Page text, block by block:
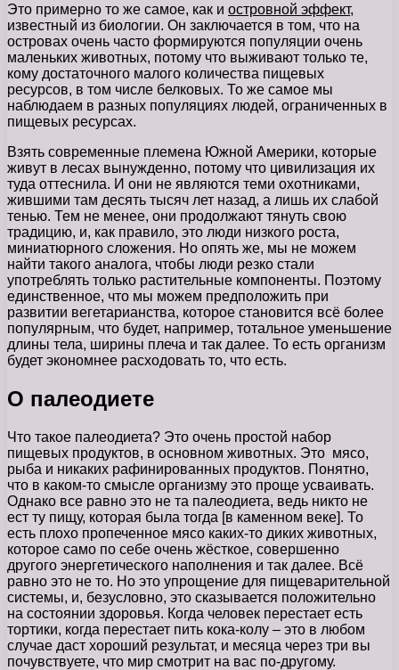
Это примерно то же самое, как и островной эффект,
известный из биологии. Он заключается в том, что на
островах очень часто формируются популяции очень
маленьких животных, потому что выживают только те,
кому достаточного малого количества пищевых
ресурсов, в том числе белковых. То же самое мы
наблюдаем в разных популяциях людей, ограниченных в
пищевых ресурсах.
Взять современные племена Южной Америки, которые
живут в лесах вынужденно, потому что цивилизация их
туда оттеснила. И они не являются теми охотниками,
жившими там десять тысяч лет назад, а лишь их слабой
тенью. Тем не менее, они продолжают тянуть свою
традицию, и, как правило, это люди низкого роста,
миниатюрного сложения. Но опять же, мы не можем
найти такого аналога, чтобы люди резко стали
употреблять только растительные компоненты. Поэтому
единственное, что мы можем предположить при
развитии вегетарианства, которое становится всё более
популярным, что будет, например, тотальное уменьшение
длины тела, ширины плеча и так далее. То есть организм
будет экономнее расходовать то, что есть.
О палеодиете
Что такое палеодиета? Это очень простой набор
пищевых продуктов, в основном животных. Это мясо,
рыба и никаких рафинированных продуктов. Понятно,
что в каком-то смысле организму это проще усваивать.
Однако все равно это не та палеодиета, ведь никто не
ест ту пищу, которая была тогда [в каменном веке]. То
есть плохо пропеченное мясо каких-то диких животных,
которое само по себе очень жёсткое, совершенно
другого энергетического наполнения и так далее. Всё
равно это не то. Но это упрощение для пищеварительной
системы, и, безусловно, это сказывается положительно
на состоянии здоровья. Когда человек перестает есть
тортики, когда перестает пить кока-колу – это в любом
случае даст хороший результат, и месяца через три вы
почувствуете, что мир смотрит на вас по-другому.